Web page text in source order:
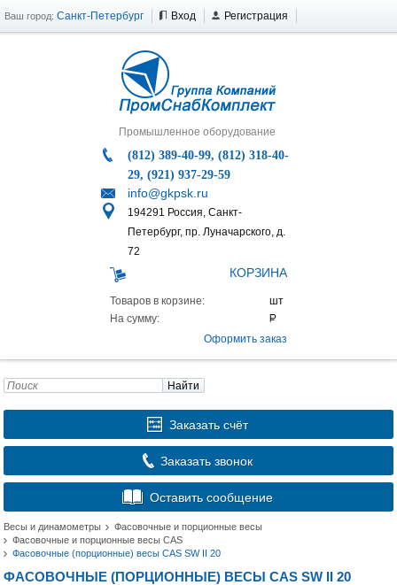
Ваш город: Санкт-Петербург Вход Регистрация
Промышленное оборудование
(812) 389-40-99, (812) 318-40-
29, (921) 937-29-59
info@gkpsk.ru
194291 Россия, Санкт-
Петербург, пр. Луначарского, д.
72
КОРЗИНА
Товаров в корзине:
На сумму:
Оформить заказ
Найти
Заказать счёт
Заказать звонок
Оставить сообщение
Весы и динамометры
Фасовочные и порционные весы
Фасовочные и порционные весы CAS
Фасовочные (порционные) весы CAS SW II 20
ФАСОВОЧНЫЕ (ПОРЦИОННЫЕ) ВЕСЫ CAS SW II 20